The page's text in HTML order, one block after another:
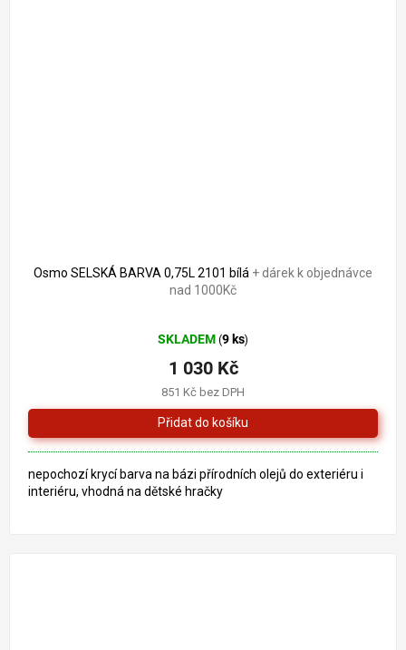
Osmo SELSKÁ BARVA 0,75L 2101 bílá + dárek k objednávce
nad 1000Kč
hodnocení
produktu
je
5,0
z
5
hvězdiček.
SKLADEM (9 ks)
851 Kč bez DPH
1 030 Kč
nepochozí krycí barva na bázi přírodních olejů do exteriéru i
interiéru, vhodná na dětské hračky